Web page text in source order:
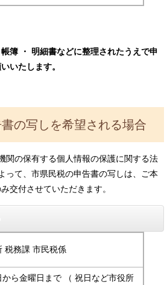
簿 ・ 明細書などに整理されたうえで申
いたします。
の写しを希望される場合
関の保有する個人情報の保護に関する法
って、市県民税の申告書の写しは、ご本
交付させていただきます。
税務課 市民税係
から金曜日まで （ 祝日など市役所